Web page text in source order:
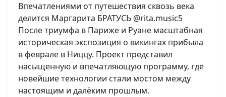
Впечатлениями от путешествия сквозь века
делится Маргарита БРАТУСЬ @rita.music5
После триумфа в Париже и Руане масштабная
историческая экспозиция о викингах прибыла
в феврале в Ниццу. Проект представил
насыщенную и впечатляющую программу, где
новейшие технологии стали мостом между
настоящим и далёким прошлым.